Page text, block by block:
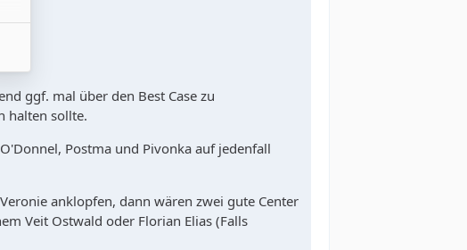
ggf. mal über den Best Case zu
halten sollte.
Postma und Pivonka auf jedenfall
anklopfen, dann wären zwei gute Center
Veit Ostwald oder Florian Elias (Falls